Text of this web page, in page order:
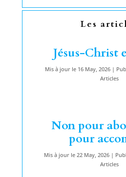
Les
Jésus-Christ
Mis à jour le 16 May, 2026 |
Articles
Non pour
pour
Mis à jour le 22 May, 2026 |
Articles